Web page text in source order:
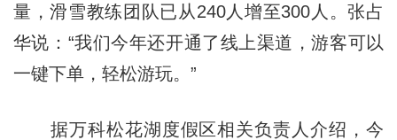
量，滑雪教练团队已从240人增至300人。张占
华说：“我们今年还开通了线上渠道，游客可以
一键下单，轻松游玩。”
据万科松花湖度假区相关负责人介绍，今